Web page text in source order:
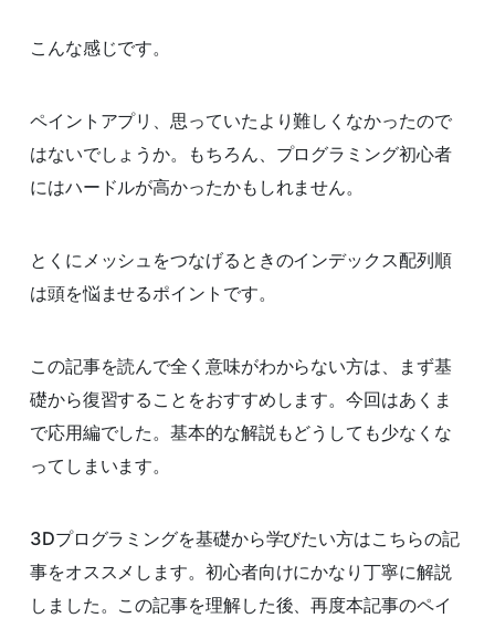
こんな感じです。
ペイントアプリ、思っていたより難しくなかったので
はないでしょうか。もちろん、プログラミング初心者
にはハードルが高かったかもしれません。
とくにメッシュをつなげるときのインデックス配列順
は頭を悩ませるポイントです。
この記事を読んで全く意味がわからない方は、まず基
礎から復習することをおすすめします。今回はあくま
で応用編でした。基本的な解説もどうしても少なくな
ってしまいます。
3Dプログラミングを基礎から学びたい方はこちらの記
事をオススメします。初心者向けにかなり丁寧に解説
しました。この記事を理解した後、再度本記事のペイ